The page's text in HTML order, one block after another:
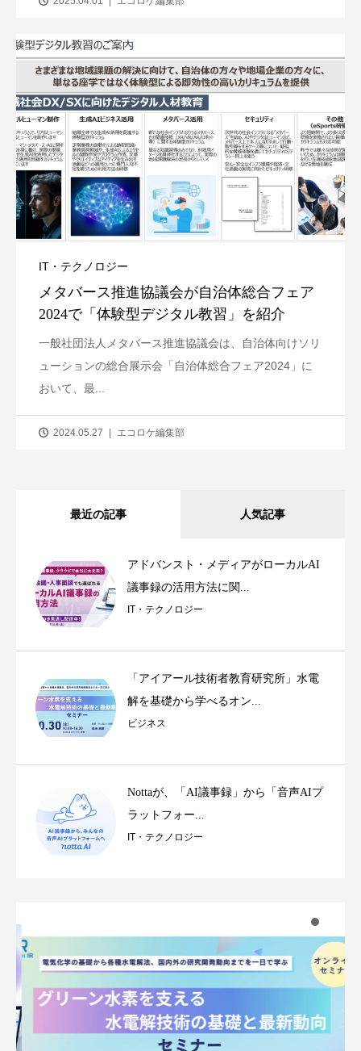
IT・テクノロジー
メタバース推進協議会が自治体総合フェア
2024で「体験型デジタル教習」を紹介
一般社団法人メタバース推進協議会は、自治体向けソリ
ューションの総合展示会「自治体総合フェア2024」に
おいて、最...
2024.05.27 エコロケ編集部
最近の記事 人気記事
アドバンスト・メディアがローカルAI
議事録の活用方法に関...
IT・テクノロジー
「アイアール技術者教育研究所」水電
解を基礎から学べるオン...
ビジネス
Nottaが、「AI議事録」から「音声AIプ
ラットフォー...
IT・テクノロジー